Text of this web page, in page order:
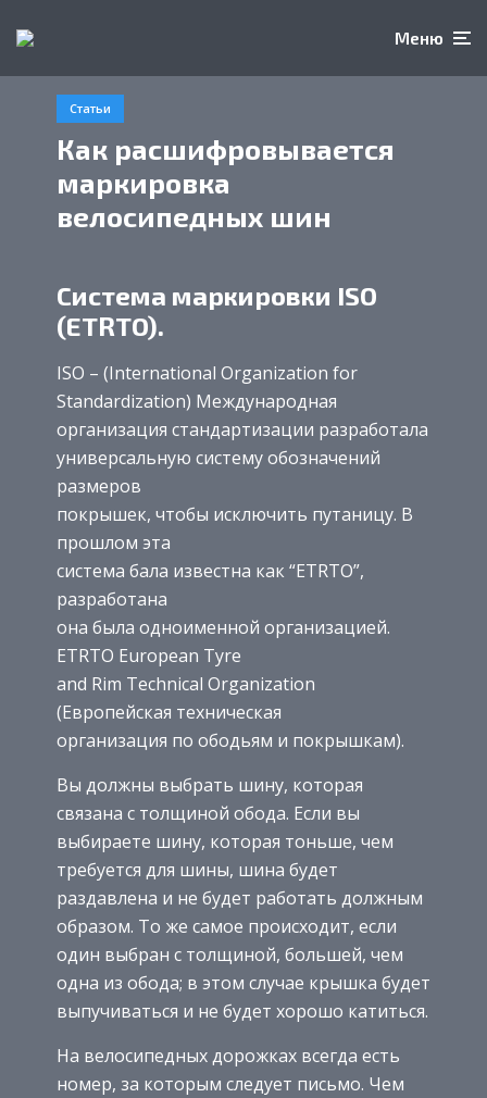
Меню
Статьи
Как расшифровывается
маркировка
велосипедных шин
Система маркировки ISO
(ETRTO).
ISO – (International Organization for
Standardization) Международная
организация стандартизации разработала
универсальную систему обозначений
размеров
покрышек, чтобы исключить путаницу. В
прошлом эта
система бала известна как “ETRTO”,
разработана
она была одноименной организацией.
ETRTO European Tyre
and Rim Technical Organization
(Европейская техническая
организация по ободьям и покрышкам).
Вы должны выбрать шину, которая
связана с толщиной обода. Если вы
выбираете шину, которая тоньше, чем
требуется для шины, шина будет
раздавлена ​​и не будет работать должным
образом. То же самое происходит, если
один выбран с толщиной, большей, чем
одна из обода; в этом случае крышка будет
выпучиваться и не будет хорошо катиться.
На велосипедных дорожках всегда есть
номер, за которым следует письмо. Чем